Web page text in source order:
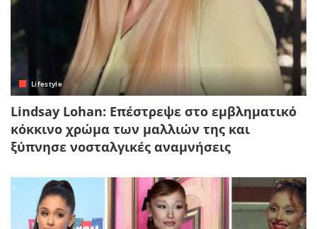
Lifestyle
Lindsay Lohan: Επέστρεψε στο εμβληματικό
κόκκινο χρώμα των μαλλιών της και
ξύπνησε νοσταλγικές αναμνήσεις